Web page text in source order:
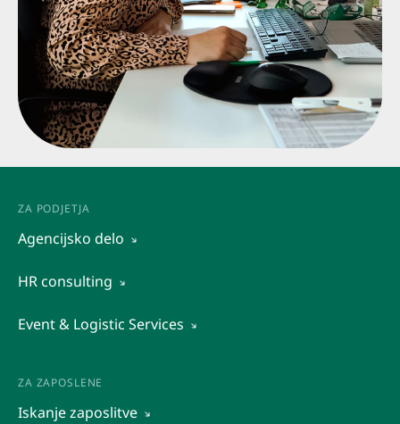
ZA PODJETJA
Agencijsko delo
Outsourcing
HR consulting
Event & Logistic Services
Raziskava trga
Promocije
ZA ZAPOSLENE
Iskanje zaposlitve